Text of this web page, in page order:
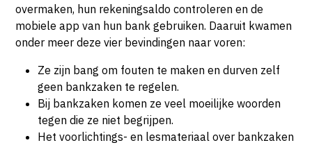
overmaken, hun rekeningsaldo controleren en de
mobiele app van hun bank gebruiken. Daaruit kwamen
onder meer deze vier bevindingen naar voren:
Ze zijn bang om fouten te maken en durven zelf
geen bankzaken te regelen.
Bij bankzaken komen ze veel moeilijke woorden
tegen die ze niet begrijpen.
Het voorlichtings- en lesmateriaal over bankzaken